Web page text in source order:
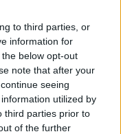
to third parties, or
information for
below opt-out
note that after your
seeing
utilized by
third parties prior to
of the further